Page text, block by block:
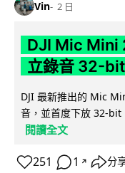
Vin 2 日
DJI Mic Mini
立錄音 32-
DJI 最新推出的 Mic
音，並首度下放 32-bit
閱讀全文
251 1 ↗ 分